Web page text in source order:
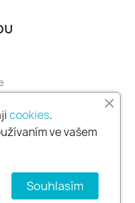
cookies.
ve vašem
Souhlasím